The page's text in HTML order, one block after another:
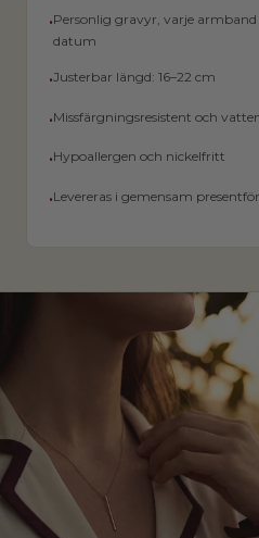
•Personlig gravyr, varje
datum
•Justerbar längd: 16–22 cm
•Missfärgningsresistent och
•Hypoallergen och nickelfritt
•Levereras i gemensam